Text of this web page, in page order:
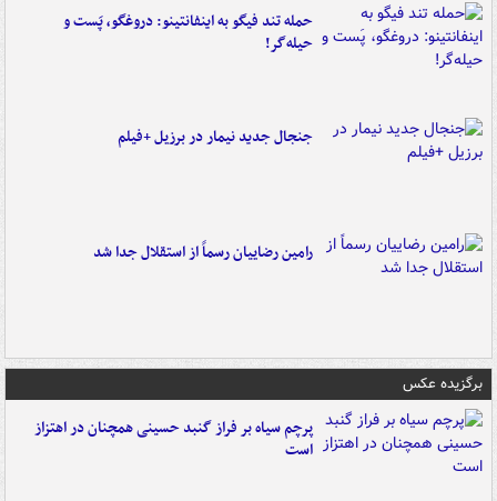
حمله تند فیگو به اینفانتینو: دروغگو، پَست‌ و
حیله‌گر!
جنجال جدید نیمار در برزیل +فیلم
رامین رضاییان رسماً از استقلال جدا شد
برگزیده عکس
پرچم سیاه بر فراز گنبد حسینی همچنان در اهتزاز
است